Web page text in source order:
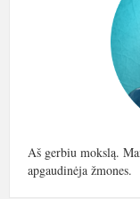
Aš gerbiu mokslą.
apgaudinėja žmones.